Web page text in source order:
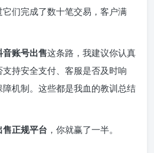
们完成了数十笔交易，客户满
音账号出售这条路，我建议你认真
持安全支付、客服是否及时响
机制。这些都是我血的教训总结
正规平台 ，你就赢了一半。